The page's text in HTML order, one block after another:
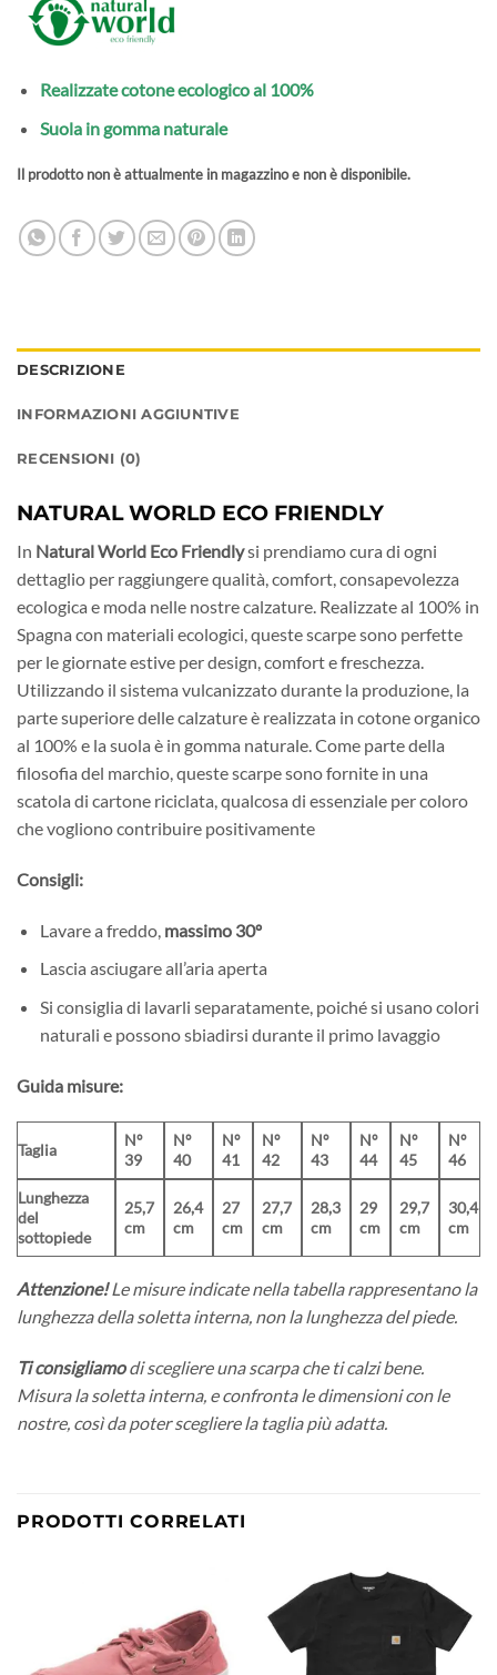
Realizzate cotone ecologico al 100%
Suola in gomma naturale
Il prodotto non è attualmente in magazzino e non è disponibile.
DESCRIZIONE
INFORMAZIONI AGGIUNTIVE
RECENSIONI (0)
NATURAL WORLD ECO FRIENDLY
In Natural World Eco Friendlysi prendiamo cura di ogni
dettaglio per raggiungere qualità, comfort, consapevolezza
ecologica e moda nelle nostre calzature. Realizzate al 100% in
Spagna con materiali ecologici, queste scarpe sono perfette
per le giornate estive per design, comfort e freschezza.
Utilizzando il sistema vulcanizzato durante la produzione, la
parte superiore delle calzature è realizzata in cotone organico
al 100% e la suola è in gomma naturale. Come parte della
filosofia del marchio, queste scarpe sono fornite in una
scatola di cartone riciclata, qualcosa di essenziale per coloro
che vogliono contribuire positivamente
Consigli:
Lavare a freddo, massimo 30º
Lascia asciugare all’aria aperta
Si consiglia di lavarli separatamente, poiché si usano colori
naturali e possono sbiadirsi durante il primo lavaggio
Guida misure:
Taglia
Nº
39
Nº
40
Nº
41
Nº
42
Nº
43
Nº
44
Nº
45
Nº
46
Lunghezza
del
sottopiede
25,7
cm
26,4
cm
27
cm
27,7
cm
28,3
cm
29
cm
29,7
cm
30,4
cm
Attenzione!Le misure indicate nella tabella rappresentano la
lunghezza della soletta interna, non la lunghezza del piede.
Ti consigliamodi scegliere una scarpa che ti calzi bene.
Misura la soletta interna, e confronta le dimensioni con le
nostre, così da poter scegliere la taglia più adatta.
PRODOTTI CORRELATI